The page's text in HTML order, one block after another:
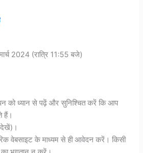
2024 (रात्रि 11:55 बजे)
को ध्यान से पढ़ें और सुनिश्चित करें कि आप
हैं।
देखें)।
वेबसाइट के माध्यम से ही आवेदन करें। किसी